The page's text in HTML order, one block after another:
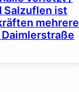
Salzuflen ist
mehrere